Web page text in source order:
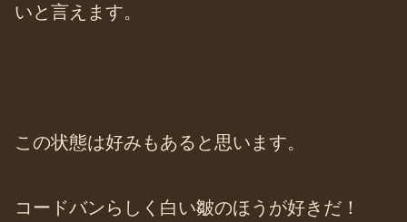
いと言えます。
この状態は好みもあると思います。
コードバンらしく白い皺のほうが好きだ！